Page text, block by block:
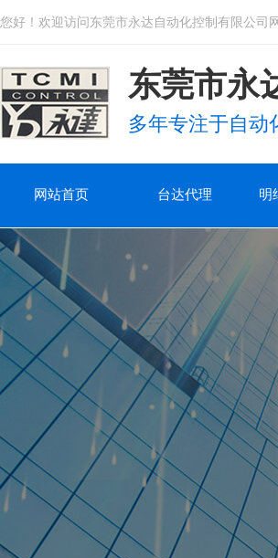
您好！欢迎访问东莞市永达自动化控制有限公司
东莞市永
多年专注于自动
网站首页 台达代理 明